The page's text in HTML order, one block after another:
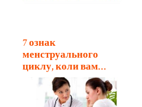
7 ознак
менструального
циклу, коли вам
треба до гінеколога?